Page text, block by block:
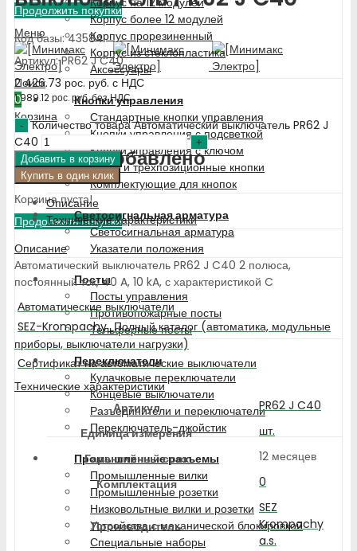
Продолжить покупки
Меню
Поиск
0
Корзина
Недавно добавлено
Корзина пуста!
Продолжить покупки
Корпус более 12 модулей
Корпус прорезиненный
Корпус из стеклопластика
Аксессуары
Кнопки управления
Стандартные кнопки управления
Кнопки управления с подсветкой
Кнопки управления с ключом
Двух- и трехпозиционные кнопки
Комплектующие для кнопок
Светосигнальная арматура
Светосигнальная арматура
Указатели положения
Посты
Посты управления
Противопожарные посты
Тельферные посты
Переключатели
Кулачковые переключатели
Концевые выключатели
Разъединители и переключатели
Переключатель-джойстик
Промышленные разъемы
Промышленные вилки
Промышленные розетки
Низковольтные вилки и розетки
Устройства с механической блокировкой
Специальные наборы
Код базы: 43584
Артикул: PR62 J C40
2 426.73 рос. руб. с НДС
1 989.12рос. руб.без НДС
Количество товара Автоматический выключатель PR62 J
C40
Добавить в корзину
Купить в один клик
Описание
Технические характеристики
Описание
Автоматический выключатель PR62 J C40 2 полюса,
постоянный ток, 40 A, 10 kA, с характеристикой C
Автоматические выключатели
SEZ-Krompachy_Полный каталог (автоматика, модульные
приборы, выключатели нагрузки)
Сертификат на автоматические выключатели
Технические характеристики
Артикул
PR62 J C40
Единица измерения
шт.
Гарантийный срок
12 месяцев
Комплектация
0
Производитель
SEZ
Krompachy
a.s.